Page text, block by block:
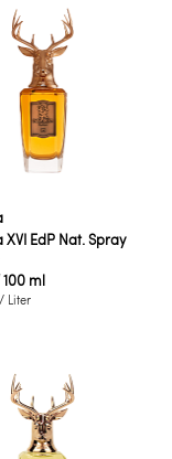
EdP Nat. Spray
ml
/ Liter